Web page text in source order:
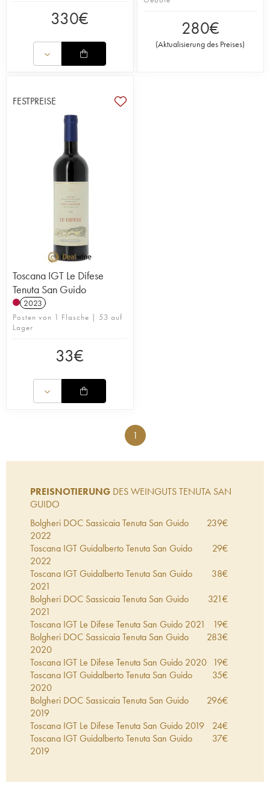
330€ 280€
(Aktualisierung des Preises)
FESTPREISE
Toscana IGT Le Difese
Tenuta San Guido
2023
Posten von 1 Flasche | 53 auf
Lager
33€
1
PREISNOTIERUNG DES WEINGUTS TENUTA SAN
GUIDO
Bolgheri DOC Sassicaia Tenuta San Guido
2022
239€
Toscana IGT Guidalberto Tenuta San Guido
2022
29€
Toscana IGT Guidalberto Tenuta San Guido
2021
38€
Bolgheri DOC Sassicaia Tenuta San Guido
2021
321€
Toscana IGT Le Difese Tenuta San Guido 2021 19€
Bolgheri DOC Sassicaia Tenuta San Guido
2020
283€
Toscana IGT Le Difese Tenuta San Guido 2020 19€
Toscana IGT Guidalberto Tenuta San Guido
2020
35€
Bolgheri DOC Sassicaia Tenuta San Guido
2019
296€
Toscana IGT Le Difese Tenuta San Guido 2019 24€
Toscana IGT Guidalberto Tenuta San Guido
2019
37€